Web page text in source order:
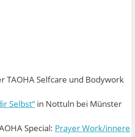
TAOHA Selfcare und Bodywork
Selbst“ in Nottuln bei Münster
Special: Prayer Work/innere